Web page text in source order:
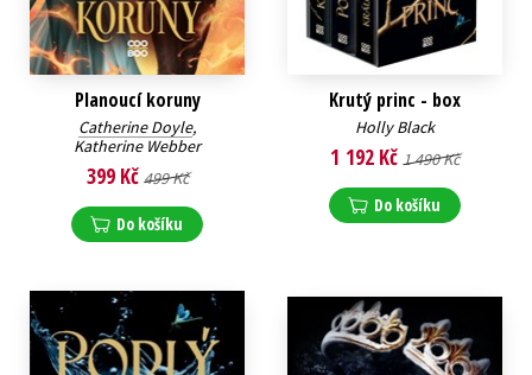
Planoucí koruny
Catherine Doyle,
Katherine Webber
399 Kč 499 Kč
Do košíku
Krutý princ - box
Holly Black
1 192 Kč 1 490 Kč
Do košíku